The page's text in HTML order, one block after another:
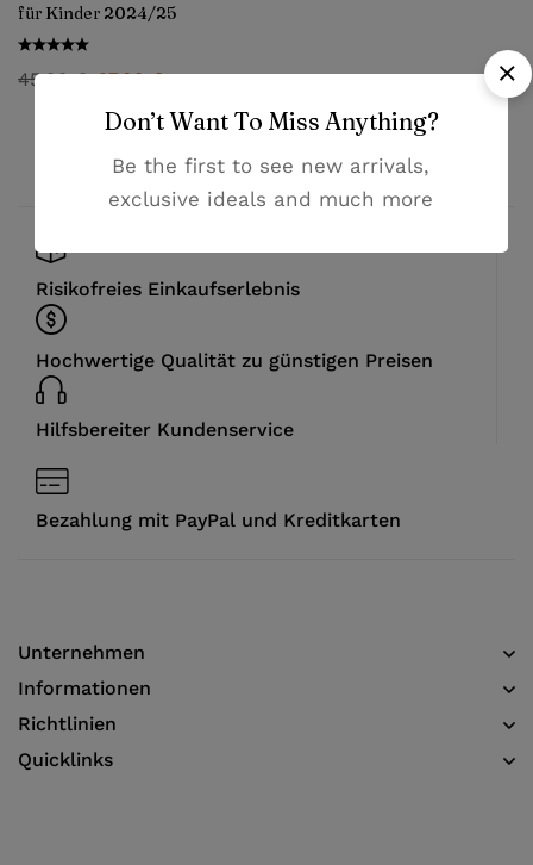
für Kinder 2024/25
45,99€ 27,99€
Risikofreies Einkaufserlebnis
Hochwertige Qualität zu günstigen Preisen
Hilfsbereiter Kundenservice
Bezahlung mit PayPal und Kreditkarten
Unternehmen
Informationen​
Richtlinien
Quicklinks
Don’t Want To Miss Anything?
Be the first to see new arrivals,
exclusive ideals and much more